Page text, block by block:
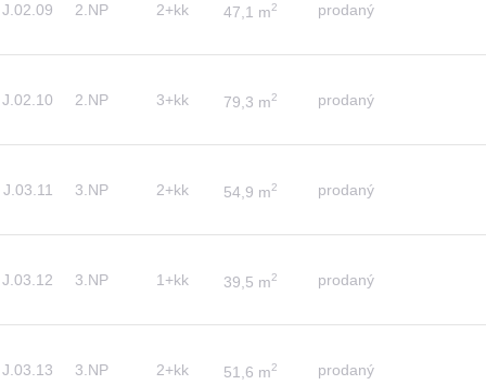
J.02.09 2.NP 2+kk 47,1 m2 prodaný
J.02.10 2.NP 3+kk 79,3 m2 prodaný
J.03.11 3.NP 2+kk 54,9 m2 prodaný
J.03.12 3.NP 1+kk 39,5 m2 prodaný
J.03.13 3.NP 2+kk 51,6 m2 prodaný